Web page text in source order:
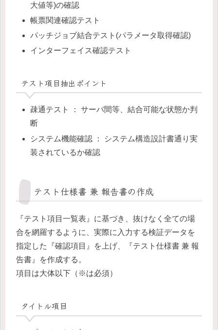
大値等)の確認
帳票関連確認テスト
パッチジョブ結合テスト(パラメータ取得確認)
インターフェイス確認テスト
テスト項目抽出ポイント
疎通テスト ： サーバ間等、結合可能な状態か判
断
システム機能確認 ： システム構造設計書通り実
装されているか確認
テスト仕様書 兼 報告書の作成
『テスト項目一覧表』に基づき、抜けなく全ての場
合を網羅するように、実際に入力する検証データを
指定した『確認項目』を上げ、『テスト仕様書 兼 報
告書』を作成する。
項目は大体以下（※は必須）
タイトル項目